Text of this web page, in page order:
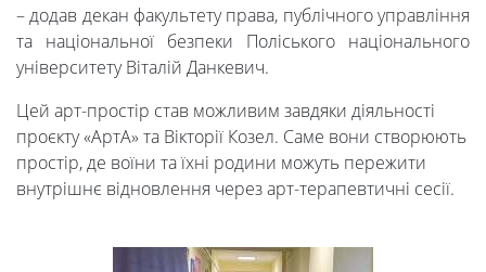
Наука
Міжнародна
діяльність
– додав декан факультету права, публічного управління
та національної безпеки Поліського національного
університету Віталій Данкевич.
Цей арт-простір став можливим завдяки діяльності
проєкту «АртА» та Вікторії Козел. Саме вони створюють
простір, де воїни та їхні родини можуть пережити
внутрішнє відновлення через арт-терапевтичні сесії.